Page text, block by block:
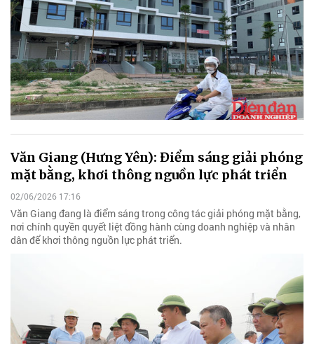
Văn Giang (Hưng Yên): Điểm sáng giải phóng
mặt bằng, khơi thông nguồn lực phát triển
02/06/2026 17:16
Văn Giang đang là điểm sáng trong công tác giải phóng mặt bằng,
nơi chính quyền quyết liệt đồng hành cùng doanh nghiệp và nhân
dân để khơi thông nguồn lực phát triển.